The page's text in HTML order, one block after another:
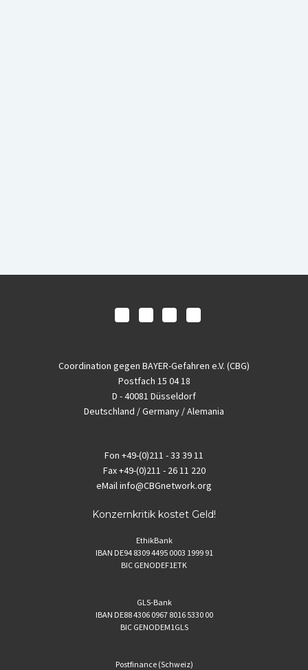
Coordination gegen BAYER-Gefahren e.V. (CBG)
Postfach 15 04 18
D - 40081 Düsseldorf
Deutschland / Germany / Alemania
Fon +49-(0)211 - 33 39 11
Fax+49-(0)211 - 26 11 220
eMailinfo@CBGnetwork.org
Konzernkritik kostet Geld!
EthikBank
IBAN DE94 8309 4495 0003 1999 91
BIC GENODEF1ETK
GLS-Bank
IBAN DE88 4306 0967 8016 5330 00
BIC GENODEM1GLS
Postfinance (Schweiz)